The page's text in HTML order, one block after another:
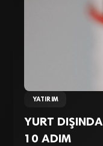
YATIRIM
YURT
10 ADIM